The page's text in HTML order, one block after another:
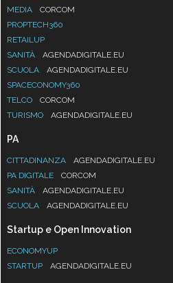
MEDIA
CORCOM
PROPTECH360
RETAILUP
SANITÀ
AGENDADIGITALE.EU
SCUOLA
AGENDADIGITALE.EU
SPACECONOMY360
TELCO
CORCOM
TURISMO
AGENDADIGITALE.EU
PA
CITTADINANZA
AGENDADIGITALE.EU
PA DIGITALE
CORCOM
SANITÀ
AGENDADIGITALE.EU
SCUOLA
AGENDADIGITALE.EU
Startup e Open Innovation
ECONOMYUP
STARTUP
AGENDADIGITALE.EU